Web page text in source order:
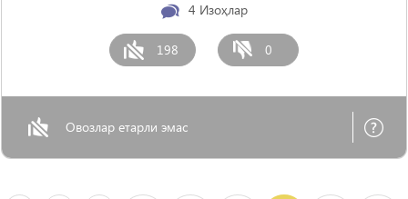
4 Изоҳлар
198 0
Овозлар етарли эмас